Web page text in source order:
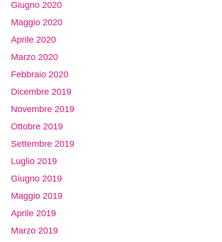
Giugno 2020
Maggio 2020
Aprile 2020
Marzo 2020
Febbraio 2020
Dicembre 2019
Novembre 2019
Ottobre 2019
Settembre 2019
Luglio 2019
Giugno 2019
Maggio 2019
Aprile 2019
Marzo 2019